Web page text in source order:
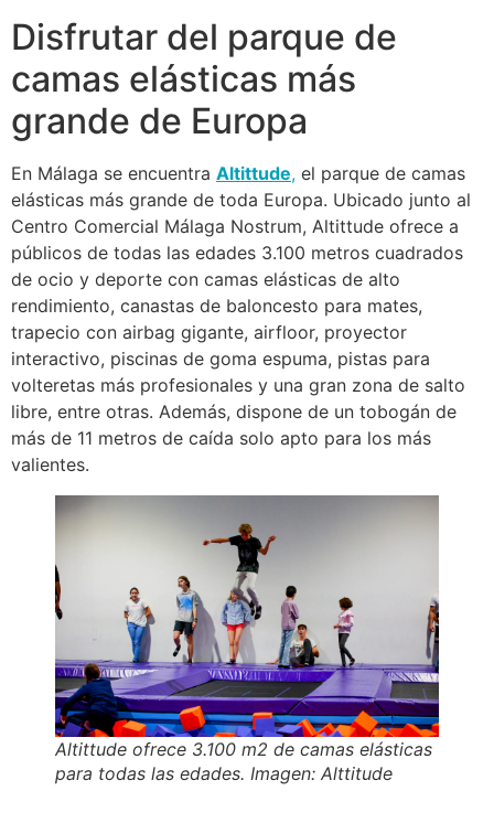
Disfrutar del parque de
camas elásticas más
grande de Europa
En Málaga se encuentra Altittude, el parque de camas
elásticas más grande de toda Europa. Ubicado junto al
Centro Comercial Málaga Nostrum, Altittude ofrece a
públicos de todas las edades 3.100 metros cuadrados
de ocio y deporte con camas elásticas de alto
rendimiento, canastas de baloncesto para mates,
trapecio con airbag gigante, airfloor, proyector
interactivo, piscinas de goma espuma, pistas para
volteretas más profesionales y una gran zona de salto
libre, entre otras. Además, dispone de un tobogán de
más de 11 metros de caída solo apto para los más
valientes.
Altittude ofrece 3.100 m2 de camas elásticas
para todas las edades. Imagen: Alttitude